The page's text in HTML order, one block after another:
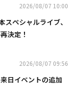
2026/08/07 10:00
スペシャルライブ、
決定！
2026/08/07 09:56
日イベントの追加